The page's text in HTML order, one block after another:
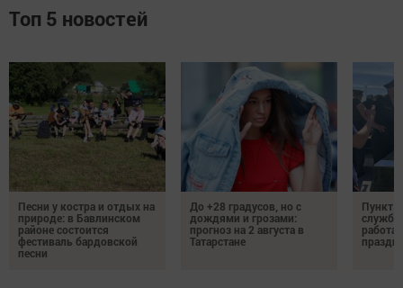
Топ 5 новостей
Песни у костра и отдых на
природе: в Бавлинском
районе состоится
фестиваль бардовской
песни
До +28 градусов, но с
дождями и грозами:
прогноз на 2 августа в
Татарстане
Пункт
службу